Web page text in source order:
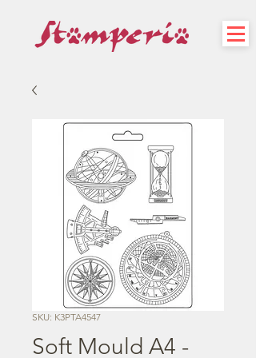
SKU: K3PTA4547
Soft Mould A4 -